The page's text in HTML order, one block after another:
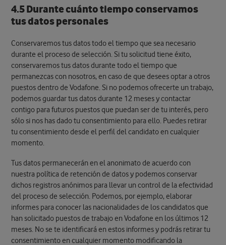
4.5 Durante cuánto tiempo conservamos
tus datos personales
Conservaremos tus datos todo el tiempo que sea necesario
durante el proceso de selección. Si tu solicitud tiene éxito,
conservaremos tus datos durante todo el tiempo que
permanezcas con nosotros, en caso de que desees optar a otros
puestos dentro de Vodafone. Si no podemos ofrecerte un trabajo,
podemos guardar tus datos durante 12 meses y contactar
contigo para futuros puestos que puedan ser de tu interés, pero
sólo si nos has dado tu consentimiento para ello. Puedes retirar
tu consentimiento desde el perfil del candidato en cualquier
momento.
Tus datos permanecerán en el anonimato de acuerdo con
nuestra política de retención de datos y podemos conservar
dichos registros anónimos para llevar un control de la efectividad
del proceso de selección. Podemos, por ejemplo, elaborar
informes para conocer las nacionalidades de los candidatos que
han solicitado puestos de trabajo en Vodafone en los últimos 12
meses. No se te identificará en estos informes y podrás retirar tu
consentimiento en cualquier momento modificando la